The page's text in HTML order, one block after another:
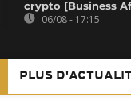
crypto [Business
06/08 - 17:15
PLUS